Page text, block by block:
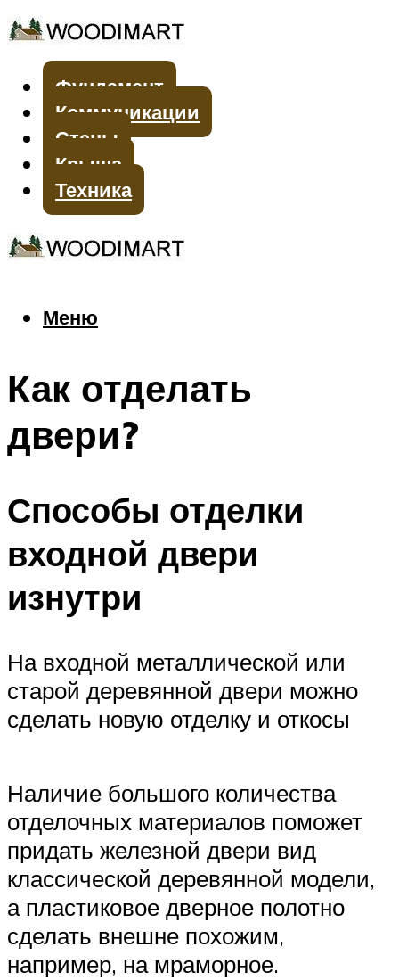
Фундамент
Коммуникации
Стены
Крыша
Техника
Меню
Меню
Как отделать
двери?
Способы отделки
входной двери
изнутри
На входной металлической или
старой деревянной двери можно
сделать новую отделку и откосы
Наличие большого количества
отделочных материалов поможет
придать железной двери вид
классической деревянной модели,
а пластиковое дверное полотно
сделать внешне похожим,
например, на мраморное.